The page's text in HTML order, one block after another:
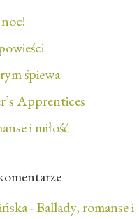
śpiewa
Apprentices
i miłość
-Ballady, romanse i